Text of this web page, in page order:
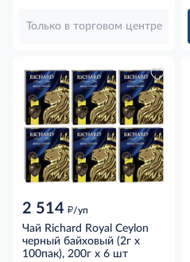
Только в торговом центре
2 514 д/уп
Чай Richard Royal Ceylon
черный байховый (2г х
100пак), 200г x 6 шт